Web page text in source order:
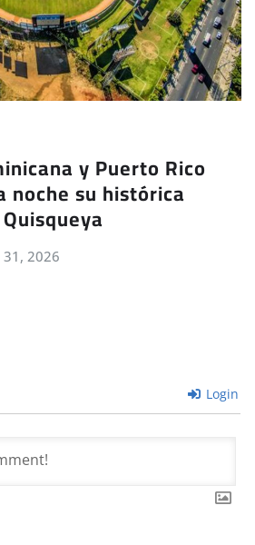
y Puerto Rico
noche su histórica
31, 2026
Login